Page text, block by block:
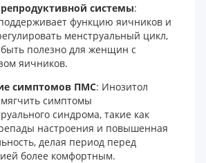
системы:
функцию яичников и
менструальный цикл,
полезно для женщин с
яичников.
симптомов ПМС: Инозитол
симптомы
синдрома, такие как
настроения и повышенная
делая период перед
более комфортным.